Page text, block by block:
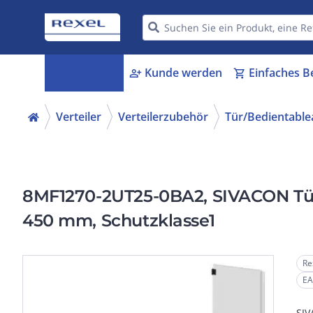
person_add Kunde werden shopping_cart Einfaches
Verteiler Verteilerzubehör Tür/
8MF1270-2UT25-0BA2, SIVACON
450 mm, Schutzklasse1